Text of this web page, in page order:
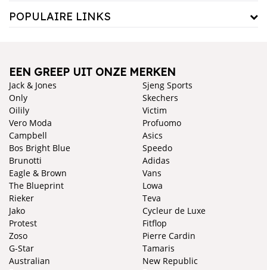
POPULAIRE LINKS
EEN GREEP UIT ONZE MERKEN
Jack & Jones
Only
Oilily
Vero Moda
Campbell
Bos Bright Blue
Brunotti
Eagle & Brown
The Blueprint
Rieker
Jako
Protest
Zoso
Sjeng Sports
Skechers
Victim
Profuomo
Asics
Speedo
Adidas
Vans
Lowa
Teva
Cycleur de Luxe
Fitflop
Pierre Cardin
G-Star
Australian
Tamaris
New Republic